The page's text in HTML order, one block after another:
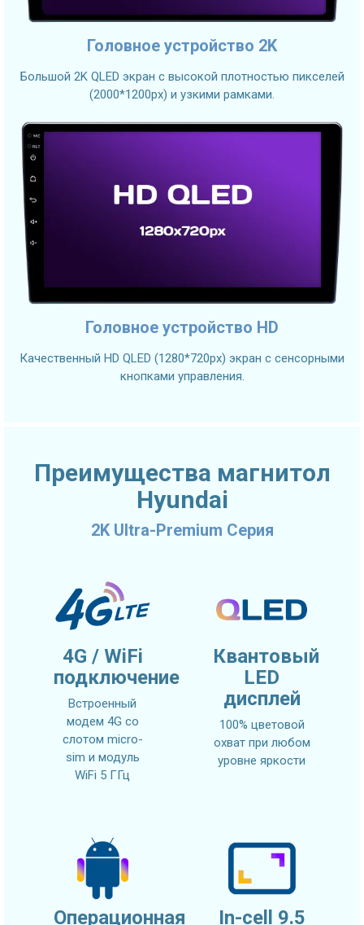
Головное устройство 2K
Большой 2K QLED экран с высокой плотностью пикселей
(2000*1200px) и узкими рамками.
Головное устройство HD
Качественный HD QLED (1280*720px) экран с сенсорными
кнопками управления.
Преимущества магнитол
Hyundai
2K Ultra-Premium Серия
4G / WiFi
подключение
Встроенный
модем 4G со
слотом micro-
sim и модуль
WiFi 5 ГГц
Квантовый
LED
дисплей
100% цветовой
охват при любом
уровне яркости
Операционная In-cell 9.5